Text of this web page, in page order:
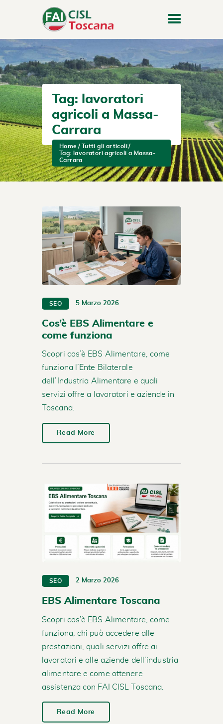
Tag: lavoratori
agricoli a Massa-
Carrara
Home
Tutti gli articoli
Tag: lavoratori agricoli a Massa-
Carrara
SEO 5 Marzo 2026
Cos’è EBS Alimentare e
come funziona
Scopri cos’è EBS Alimentare, come
funziona l’Ente Bilaterale
dell’Industria Alimentare e quali
servizi offre a lavoratori e aziende in
Toscana.
Read More
SEO 2 Marzo 2026
EBS Alimentare Toscana
Scopri cos’è EBS Alimentare, come
funziona, chi può accedere alle
prestazioni, quali servizi offre ai
lavoratori e alle aziende dell’industria
alimentare e come ottenere
assistenza con FAI CISL Toscana.
Read More